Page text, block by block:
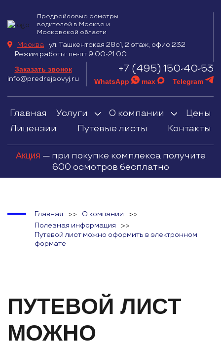
Предрейсовые осмотры
водителей в Москве и
Московской области
Москва ул. Ташкентская 28с1, 2 этаж, офис 232
Режим работы: пн-пт 9.00-21.00
Заказать звонок
info@predrejsovyj.ru
+7 (495) 150-40-53
WhatsApp max Telegram
Главная Услуги О компании
Цены
Лицензии
Путевые листы Контакты
Акция — при покупке комплекса получите
600 осмотров бесплатно
Главная >> О компании
>>
Полезная информация
>>
Путевой лист можно оформить в электронном
формате
ПУТЕВОЙ ЛИСТ
МОЖНО